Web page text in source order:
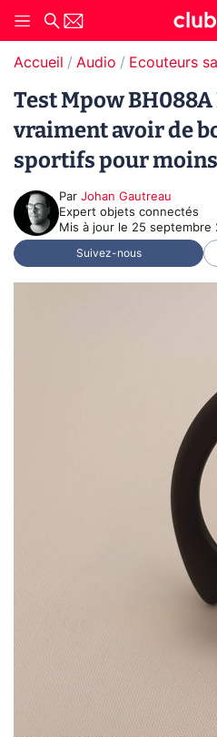
Accueil Audio Ecouteurs
Test Mpow
vraiment avoir de
sportifs pour moins
Par Johan Gautreau
Expert objets connectés
Mis à jour le 25 septembre
Suivez-nous